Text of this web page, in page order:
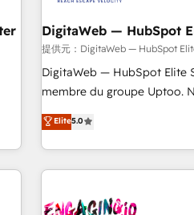
RD Station, Freshdesk,
automations, and integrations built
GTM Orchestration Unify
WhatsApp, email, paid
pipeline. 🤖 AI Custom Agent Development Deploy AI agents
retrieval—built in HubSpot. ⚡ Fast-Track & Growth-Track
Services Fast-Track: Rapid
DigitaWeb — HubSpot
提供元：DigitaWeb — HubSpot
DigitaWeb — HubSpot Elite
membre du groupe Uptoo. Nous aidons les ETI et PME B2B
à unifier Marketing, Ventes
la Revenue Architecture :
prévisible, croissance mesurable. 🔌 Intégrations
: ERP (Divalto, Sage X3,
Développements custom :
Elite5.0